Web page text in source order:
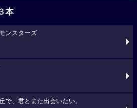
本
ンスターズ
で、君とまた出会いたい。